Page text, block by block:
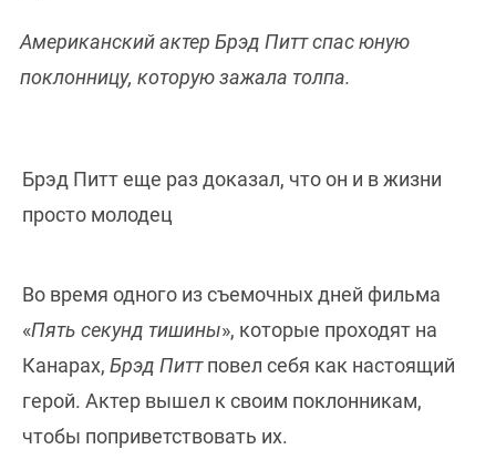
Американский актер Брэд Питт спас юную
поклонницу, которую зажала толпа.
Брэд Питт еще раз доказал, что он и в жизни
просто молодец
Во время одного из съемочных дней фильма
«Пять секунд тишины», которые проходят на
Канарах, Брэд Питтповел себя как настоящий
герой. Актер вышел к своим поклонникам,
чтобы поприветствовать их.